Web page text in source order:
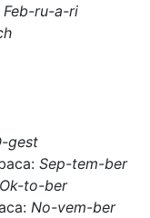
Feb-ru-a-ri
gest
Sep-tem-ber
Ok-to-ber
No-vem-ber